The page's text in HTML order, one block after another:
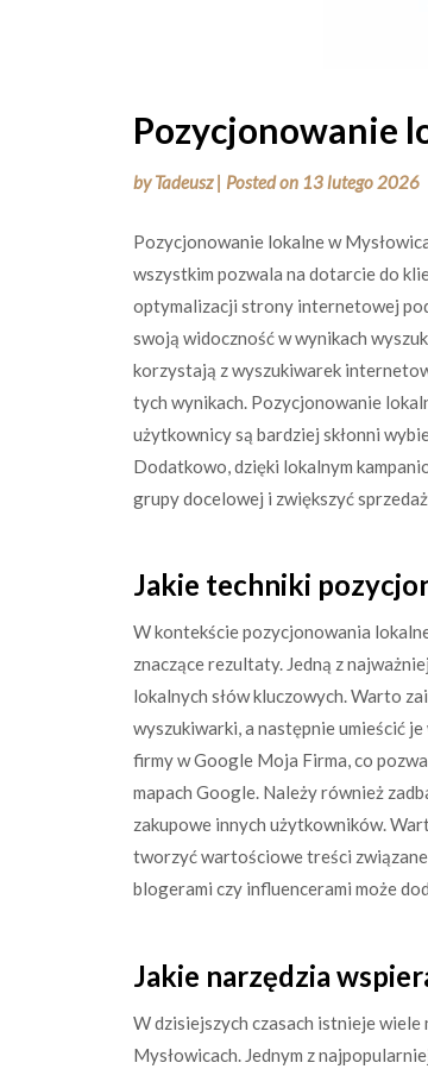
Pozycjonowanie
byTadeusz | Posted on 13 lutego 2026
Pozycjonowanie lokalne w
wszystkim pozwala na dotarcie do
optymalizacji strony internetowej
swoją widoczność w wynikach
korzystają z wyszukiwarek
tych wynikach. Pozycjonowanie
użytkownicy są bardziej skłonni
Dodatkowo, dzięki lokalnym
grupy docelowej i zwiększyć sprzedaż.
Jakie techniki
W kontekście pozycjonowania
znaczące rezultaty. Jedną z
lokalnych słów kluczowych. Warto
wyszukiwarki, a następnie umieścić
firmy w Google Moja Firma, co
mapach Google. Należy również
zakupowe innych użytkowników.
tworzyć wartościowe treści związane
blogerami czy influencerami może
Jakie narzędzia
W dzisiejszych czasach istnieje
Mysłowicach. Jednym z